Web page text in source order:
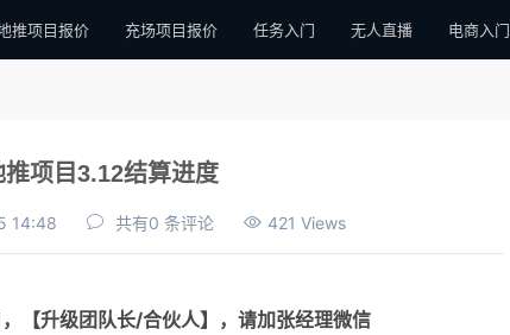
推项目报价 充场项目报价 任务入门 无人直播 电商入门
项目3.12结算进度
14:48 共有0 条评论 421 Views
【升级团队长/合伙人】，请加张经理微信